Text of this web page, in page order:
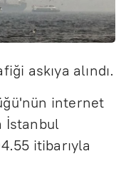
askıya alındı.
internet
İstanbul
itibarıyla